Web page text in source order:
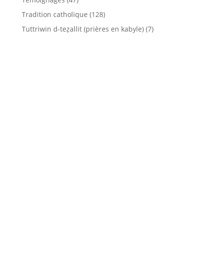
Tradition catholique (128)
Tuttriwin d-teẓallit (prières en kabyle)(7)